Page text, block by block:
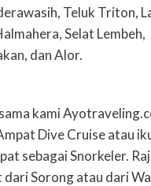
Teluk Triton,
Selat Lembeh,
dan Alor.
kami
Dive Cruise atau
sebagai Snorkeler.
Sorong atau dari